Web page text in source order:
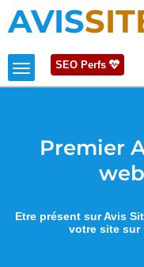
AVIS
SEO Perfs
Premier
Etre présent sur Avis
votre site sur